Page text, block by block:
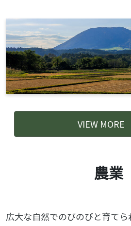
VIEW MORE
農業
広大な自然でのびのびと育てら